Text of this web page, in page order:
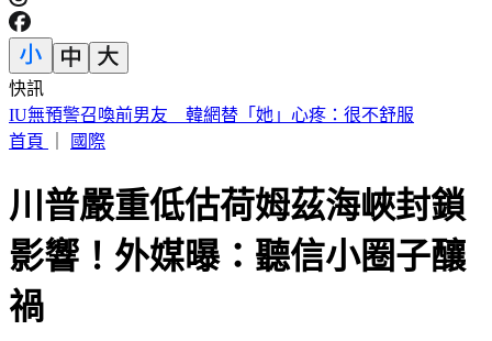
快訊
中國出入境新規將上路 陸委會曝「這類人」最危險
首頁
國際
川普嚴重低估荷姆茲海峽封鎖
影響！外媒曝：聽信小圈子釀
禍